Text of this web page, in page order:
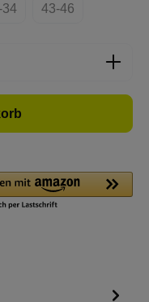
34
(Diese Option ist zurzeit
43-46
(Diese Option